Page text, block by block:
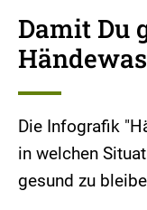
Damit Du
Die Infografik
in welchen
gesund zu